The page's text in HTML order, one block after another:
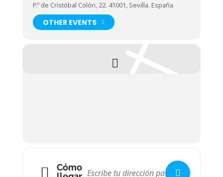
P.º de Cristóbal Colón, 22. 41001, Sevilla. España
OTHER EVENTS
Cómo